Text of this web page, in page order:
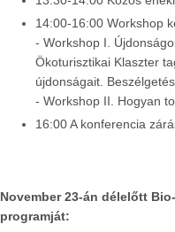
14:00-16:00 Workshop
- Workshop I.
Ökoturisztikai Klaszter
újdonságait.
- Workshop II. Hogyan
16:00 A konferencia
November 23-án délelőtt
programját: